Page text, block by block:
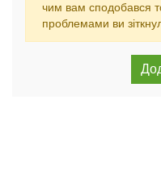
чим вам сподобався
проблемами ви